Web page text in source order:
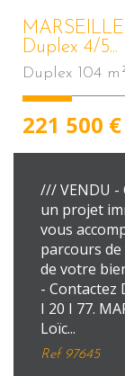
Duplex 4/5...
Duplex 104
221 500 €
/// VENDU -
un projet
vous
parcours
de votre
- Contactez
I 20 I 77.
Loïc...
Ref97645